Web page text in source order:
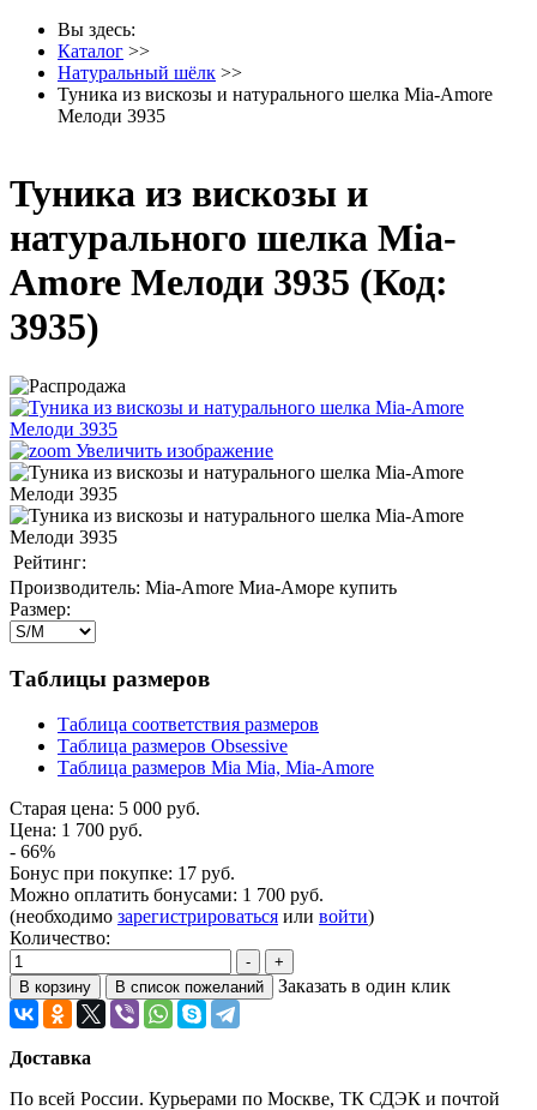
Вы здесь:
Каталог >>
Натуральный шёлк >>
Туника из вискозы и натурального шелка Mia-Amore
Мелоди 3935
Туника из вискозы и
натурального шелка Mia-
Amore Мелоди 3935 (Код:
3935)
Увеличить изображение
Рейтинг:
Производитель: Mia-Amore Миа-Аморе купить
Размер:
Таблицы размеров
Таблица соответствия размеров
Таблица размеров Obsessive
Таблица размеров Mia Mia, Mia-Amore
Старая цена: 5 000 руб.
Цена: 1 700 руб.
- 66%
Бонус при покупке: 17 руб.
Можно оплатить бонусами: 1 700 руб.
(необходимо зарегистрироваться или войти)
Количество:
Заказать в один клик
Доставка
По всей России. Курьерами по Москве, ТК СДЭК и почтой